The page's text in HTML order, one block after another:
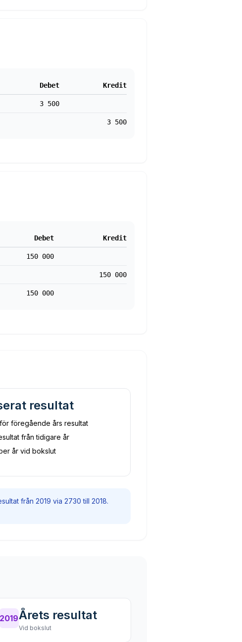
Debet Kredit
3 500
3 500
Debet Kredit
150 000
150 000
150 000
resultat
för föregående års resultat
från tidigare år
år vid bokslut
från 2019 via 2730 till 2018.
2019Årets resultat
Vid bokslut